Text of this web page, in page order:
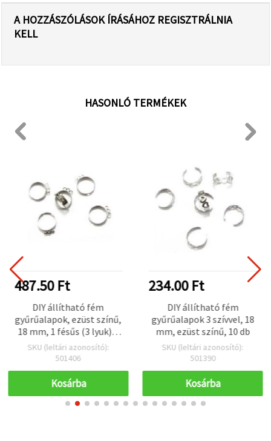
A HOZZÁSZÓLÁSOK ÍRÁSÁHOZ REGISZTRÁLNIA
KELL
HASONLÓ TERMÉKEK
487.50 Ft
DIY állítható fém
gyűrűalapok, ezüst színű,
18 mm, 1 fésűs (3 lyuk) –
10 db
SKU (leltári azonosító):
501406
Kosárba
234.00 Ft
DIY állítható fém
gyűrűalapok 3 szívvel, 18
mm, ezüst színű, 10 db
SKU (leltári azonosító):
501390
Kosárba